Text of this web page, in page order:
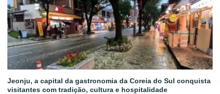
Jeonju, a capital da gastronomia da Coreia do Sul conquista
visitantes com tradição, cultura e hospitalidade